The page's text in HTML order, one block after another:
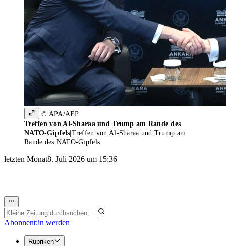
© APA/AFP
Treffen von Al-Sharaa und Trump am Rande des
NATO-Gipfels Treffen von Al-Sharaa und Trump am
Rande des NATO-Gipfels
letzten Monat8. Juli 2026 um 15:36
Abonnent:in werden
Rubriken